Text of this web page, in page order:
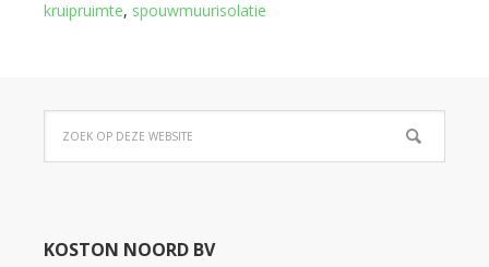
kruipruimte, spouwmuurisolatie
KOSTON NOORD BV